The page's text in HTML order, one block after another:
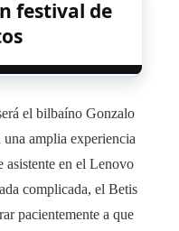
festival de
el bilbaíno Gonzalo
amplia experiencia
en el Lenovo
complicada, el Betis
pacientemente a que